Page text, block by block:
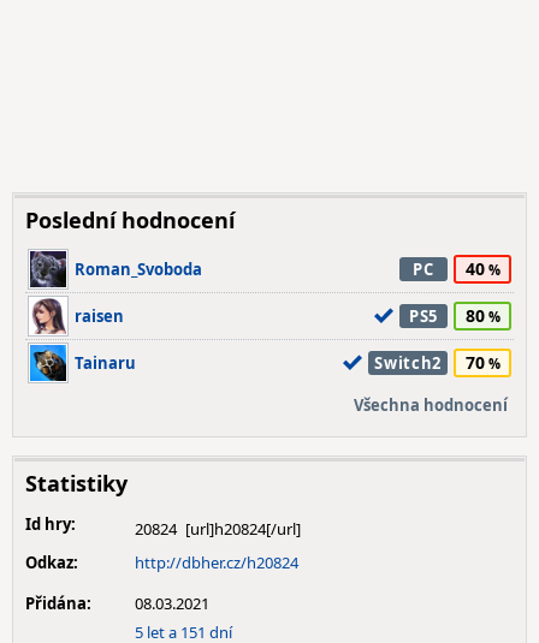
Poslední hodnocení
Roman_Svoboda PC 40
raisen PS5 80
Tainaru Switch2 70
Všechna hodnocení
Statistiky
Id hry:
20824
Odkaz:
http://dbher.cz/h20824
Přidána:
08.03.2021
5 let a 151 dní